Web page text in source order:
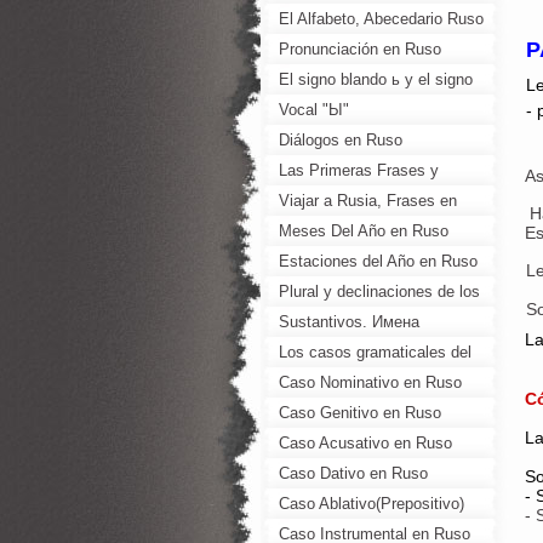
-
-
-
El Alfabeto, Abecedario Ruso
Pronunciación en Ruso
El signo blando ь y el signo
duro ъ en Ruso
Vocal "Ы"
Diálogos en Ruso
Las Primeras Frases y
Palabras en Ruso
Viajar a Rusia, Frases en
Ruso
Meses Del Año en Ruso
(Месяцы Года)
Estaciones del Año en Ruso
(Времена года)
Plural y declinaciones de los
Sustantivos en Ruso
Sustantivos. Имена
существительные
Los casos gramaticales del
Ruso.Русские падежи
Caso Nominativo en Ruso
Caso Genitivo en Ruso
Caso Acusativo en Ruso
Caso Dativo en Ruso
Caso Ablativo(Prepositivo)
en Ruso
Caso Instrumental en Ruso